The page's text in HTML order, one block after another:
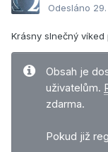
Odesláno
Krásny slnečný víked
Obsah je
uživatelům.
zdarma.
Pokud již